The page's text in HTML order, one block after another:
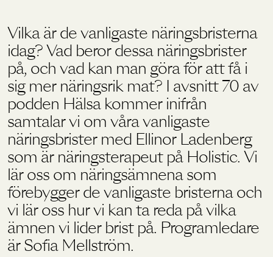
Vilka är de vanligaste näringsbristerna
idag? Vad beror dessa näringsbrister
på, och vad kan man göra för att få i
sig mer näringsrik mat? I avsnitt 70 av
podden Hälsa kommer inifrån
samtalar vi om våra vanligaste
näringsbrister med Ellinor Ladenberg
som är näringsterapeut på Holistic. Vi
lär oss om näringsämnena som
förebygger de vanligaste bristerna och
vi lär oss hur vi kan ta reda på vilka
ämnen vi lider brist på. Programledare
är Sofia Mellström.